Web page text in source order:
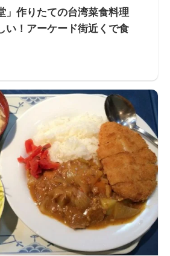
」作りたての台湾菜食料理
い！アーケード街近くで食